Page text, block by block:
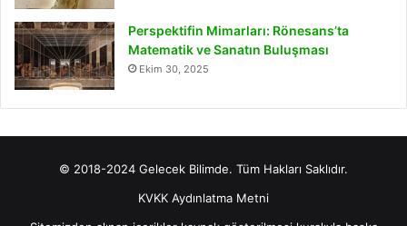
Perspektifin Mimarları: Rönesans’ta
Matematik ve Sanatın Buluşması
Ekim 30, 2025
© 2018-2024 Gelecek Bilimde. Tüm Hakları Saklıdır.
KVKK Aydınlatma Metni